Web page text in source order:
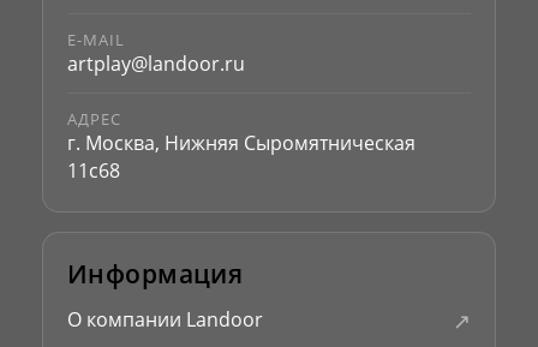
E-MAIL
artplay@landoor.ru
АДРЕС
г. Москва, Нижняя Сыромятническая
11с68
Информация
О компании Landoor ↗